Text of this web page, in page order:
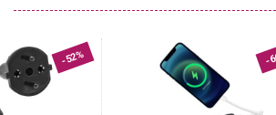
-52% -